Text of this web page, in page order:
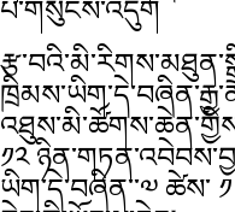
པ་གསུངས་འདུག
༡༢
ཡིག་དེ་བཞིན་་༧ ཚེས་